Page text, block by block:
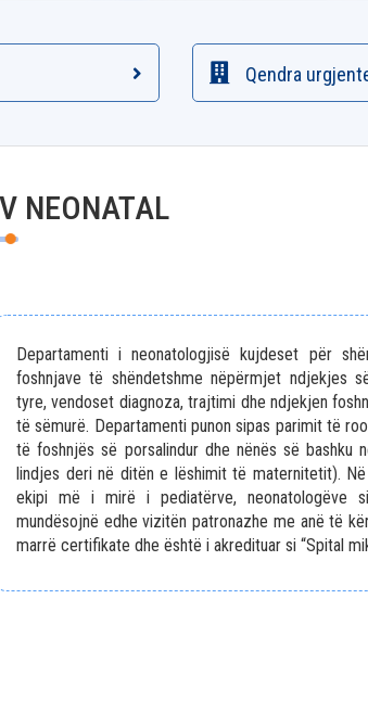
Qendra
NEONATAL
Departamenti i neonatologjisë kujdeset për
foshnjave të shëndetshme nëpërmjet ndjekjes
tyre, vendoset diagnoza, trajtimi dhe ndjekjen
të sëmurë. Departamenti punon sipas parimit të
të foshnjës së porsalindur dhe nënës së bashku
lindjes deri në ditën e lëshimit të maternitetit).
ekipi më i mirë i pediatërve, neonatologëve
mundësojnë edhe vizitën patronazhe me anë të
marrë certifikate dhe është i akredituar si “Spital